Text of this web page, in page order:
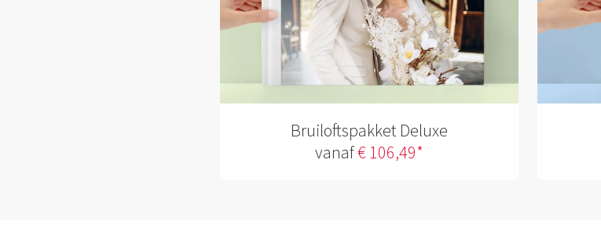
Bruiloftspakket Deluxe
vanaf€ 106,49*